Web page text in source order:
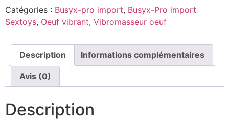
Catégories : Busyx-pro import, Busyx-Pro import
Sextoys, Oeuf vibrant, Vibromasseur oeuf
Description Informations complémentaires
Avis (0)
Description